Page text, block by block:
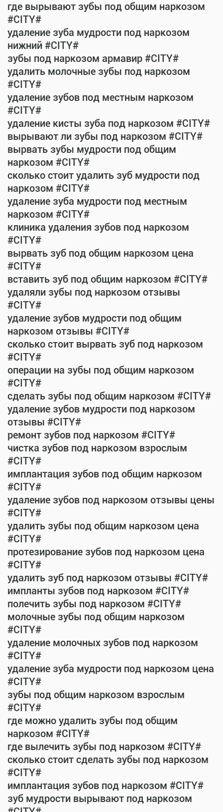
где вырывают зубы под общим наркозом
#CITY#
удаление зуба мудрости под наркозом
нижний #CITY#
зубы под наркозом армавир #CITY#
удалить молочные зубы под наркозом
#CITY#
удаление зубов под местным наркозом
#CITY#
удаление кисты зуба под наркозом #CITY#
вырывают ли зубы под наркозом #CITY#
вырвать зубы мудрости под общим
наркозом #CITY#
сколько стоит удалить зуб мудрости под
наркозом #CITY#
удаление зуба мудрости под местным
наркозом #CITY#
клиника удаления зубов под наркозом
#CITY#
вырвать зуб под общим наркозом цена
#CITY#
вставить зуб под общим наркозом #CITY#
удаляли зубы под наркозом отзывы
#CITY#
удаление зубов мудрости под общим
наркозом отзывы #CITY#
сколько стоит вырвать зуб под наркозом
#CITY#
операции на зубы под общим наркозом
#CITY#
сделать зубы под общим наркозом #CITY#
удаление зубов мудрости под наркозом
отзывы #CITY#
ремонт зубов под наркозом #CITY#
чистка зубов под наркозом взрослым
#CITY#
имплантация зубов под общим наркозом
#CITY#
удаление зубов под наркозом отзывы цены
#CITY#
удалить зубы под общим наркозом цена
#CITY#
протезирование зубов под наркозом цена
#CITY#
удалить зуб под наркозом отзывы #CITY#
импланты зубов под наркозом #CITY#
полечить зубы под наркозом #CITY#
молочные зубы под общим наркозом
#CITY#
удаление молочных зубов под наркозом
#CITY#
удаление зуба мудрости под наркозом цена
#CITY#
зубы под общим наркозом взрослым
#CITY#
где можно удалить зубы под общим
наркозом #CITY#
где вылечить зубы под наркозом #CITY#
сколько стоит сделать зубы под наркозом
#CITY#
имплантация зубов под наркозом #CITY#
зуб мудрости вырывают под наркозом